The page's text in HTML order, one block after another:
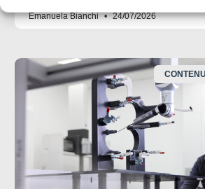
Emanuela Bianchi 24/07/2026